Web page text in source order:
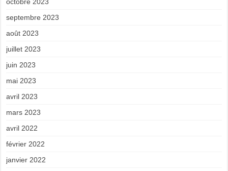
septembre 2023
août 2023
juillet 2023
juin 2023
mai 2023
avril 2023
mars 2023
avril 2022
février 2022
janvier 2022